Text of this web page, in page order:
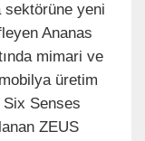
sektörüne yeni
Ananas
mimari ve
üretim
Senses
ZEUS